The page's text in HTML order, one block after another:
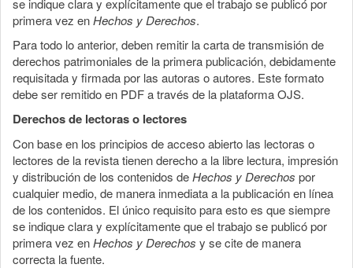
se indique clara y explícitamente que el trabajo se publicó por
primera vez enHechos y Derechos.
Para todo lo anterior, deben remitir la carta de transmisión de
derechos patrimoniales de la primera publicación, debidamente
requisitada y firmada por las autoras o autores. Este formato
debe ser remitido en PDF a través de la plataforma OJS.
Derechos de lectoras o lectores
Con base en los principios de acceso abierto las lectoras o
lectores de la revista tienen derecho a la libre lectura, impresión
y distribución de los contenidos deHechos y Derechos por
cualquier medio, de manera inmediata a la publicación en línea
de los contenidos. El único requisito para esto es que siempre
se indique clara y explícitamente que el trabajo se publicó por
primera vez enHechos y Derechos y se cite de manera
correcta la fuente.